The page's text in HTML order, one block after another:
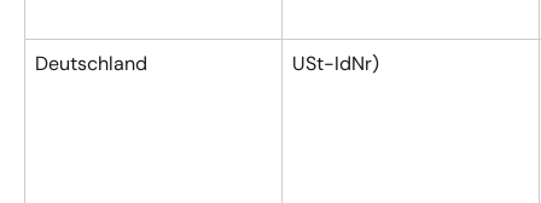
Deutschland USt-IdNr)